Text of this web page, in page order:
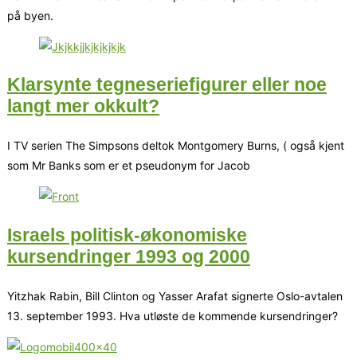
på byen.
Klarsynte tegneseriefigurer eller noe
langt mer okkult?
I TV serien The Simpsons deltok Montgomery Burns, ( også kjent
som Mr Banks som er et pseudonym for Jacob
Israels politisk-økonomiske
kursendringer 1993 og 2000
Yitzhak Rabin, Bill Clinton og Yasser Arafat signerte Oslo-avtalen
13. september 1993. Hva utløste de kommende kursendringer?